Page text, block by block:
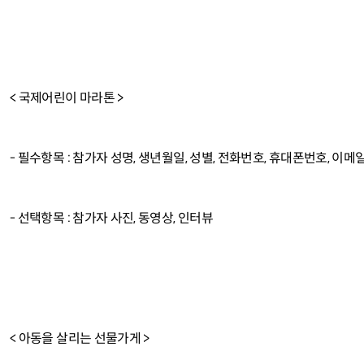
< 국제어린이 마라톤 >
- 필수항목 : 참가자 성명, 생년월일, 성별, 전화번호, 휴대폰번호, 이메
- 선택항목 : 참가자 사진, 동영상, 인터뷰
< 아동을 살리는 선물가게 >